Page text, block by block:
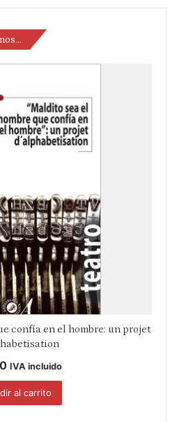
confía en el hombre: un projet
IVA incluido
al carrito